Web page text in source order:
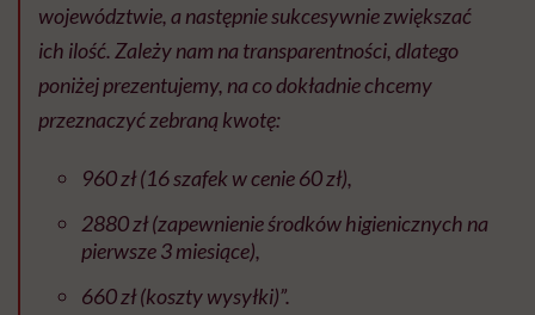
województwie, a następnie sukcesywnie zwiększać
ich ilość. Zależy nam na transparentności, dlatego
poniżej prezentujemy, na co dokładnie chcemy
przeznaczyć zebraną kwotę:
960 zł (16 szafek w cenie 60 zł),
2880 zł (zapewnienie środków higienicznych na
pierwsze 3 miesiące),
660 zł (koszty wysyłki)”.